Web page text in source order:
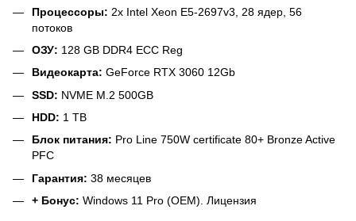
Процессоры: 2х Intel Xeon E5-2697v3, 28 ядер, 56
потоков
ОЗУ: 128 GB DDR4 ECC Reg
Видеокарта: GeForce RTX 3060 12Gb
SSD: NVME M.2 500GB
HDD: 1 TB
Блок питания: Pro Line 750W certificate 80+ Bronze Active
PFC
Гарантия: 38 месяцев
+ Бонус: Windows 11 Pro (OEM). Лицензия